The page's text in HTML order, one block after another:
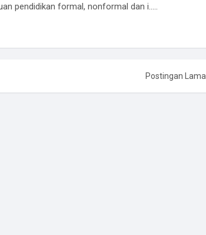
pendidikan formal, nonformal dan i.....
Postingan Lama